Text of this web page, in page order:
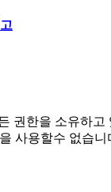
권한을 소유하고
사용할수 없습니